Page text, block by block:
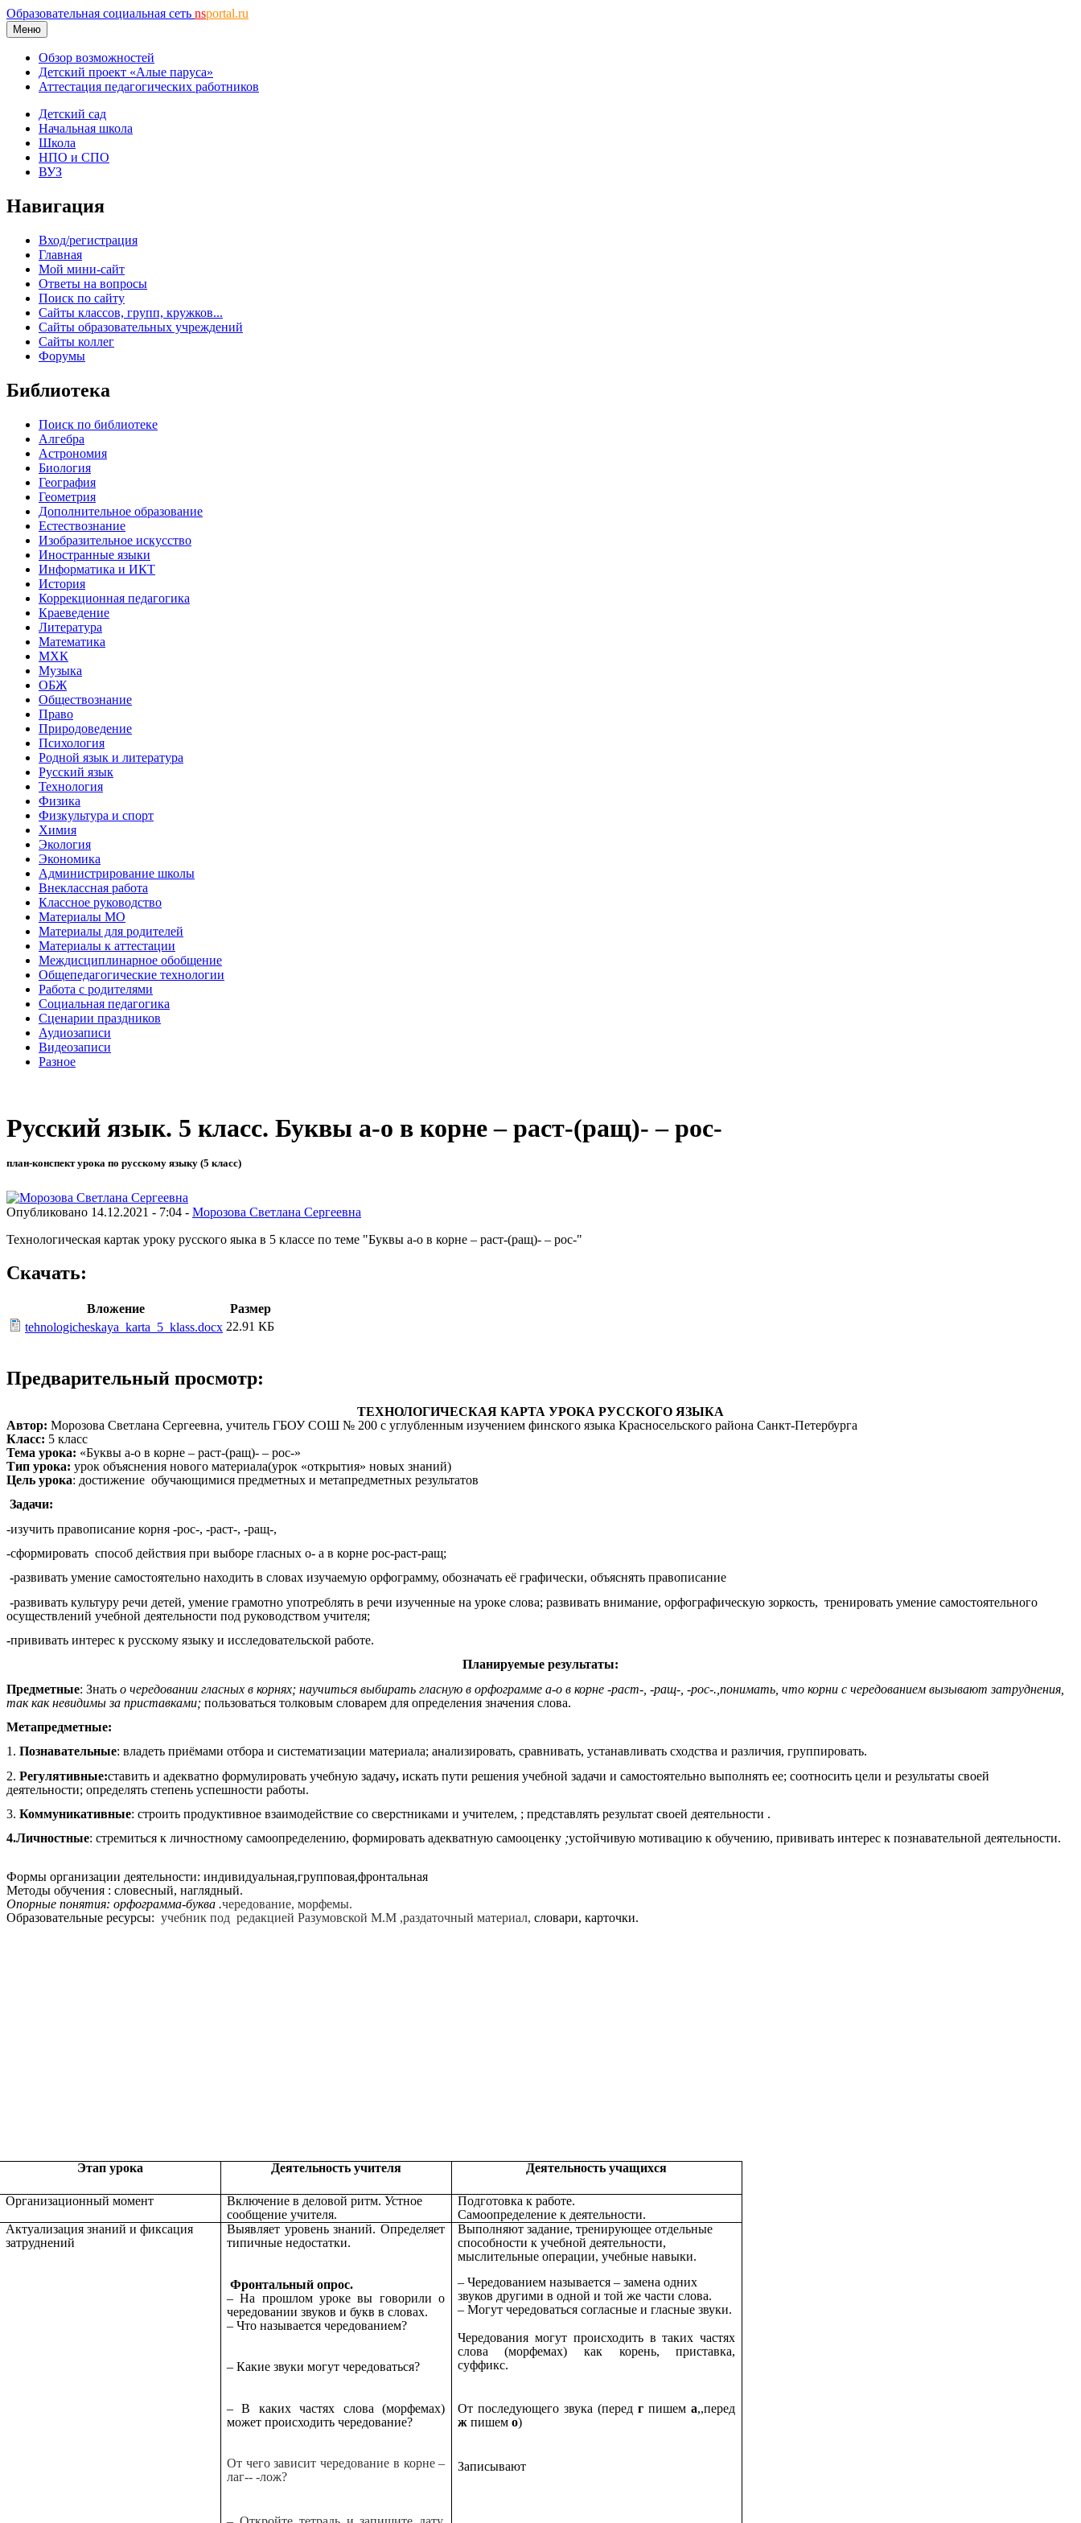
Образовательная социальная сеть nsportal.ru
Меню
Обзор возможностей
Детский проект «Алые паруса»
Аттестация педагогических работников
Детский сад
Начальная школа
Школа
НПО и СПО
ВУЗ
Навигация
Вход/регистрация
Главная
Мой мини-сайт
Ответы на вопросы
Поиск по сайту
Сайты классов, групп, кружков...
Сайты образовательных учреждений
Сайты коллег
Форумы
Библиотека
Поиск по библиотеке
Алгебра
Астрономия
Биология
География
Геометрия
Дополнительное образование
Естествознание
Изобразительное искусство
Иностранные языки
Информатика и ИКТ
История
Коррекционная педагогика
Краеведение
Литература
Математика
МХК
Музыка
ОБЖ
Обществознание
Право
Природоведение
Психология
Родной язык и литература
Русский язык
Технология
Физика
Физкультура и спорт
Химия
Экология
Экономика
Администрирование школы
Внеклассная работа
Классное руководство
Материалы МО
Материалы для родителей
Материалы к аттестации
Междисциплинарное обобщение
Общепедагогические технологии
Работа с родителями
Социальная педагогика
Сценарии праздников
Аудиозаписи
Видеозаписи
Разное
Русский язык. 5 класс. Буквы а-о в корне – раст-(ращ)- – рос-
план-конспект урока по русскому языку (5 класс)
Опубликовано 14.12.2021 - 7:04 - Морозова Светлана Сергеевна
Технологическая картак уроку русского яыка в 5 классе по теме "Буквы а-о в корне – раст-(ращ)- – рос-"
Скачать:
Вложение
Размер
tehnologicheskaya_karta_5_klass.docx 22.91 КБ
Предварительный просмотр:
ТЕХНОЛОГИЧЕСКАЯ КАРТА УРОКА РУССКОГО ЯЗЫКА
Автор: Морозова Светлана Сергеевна, учитель ГБОУ СОШ № 200 с углубленным изучением финского языка Красносельского района Санкт-Петербурга
Класс: 5 класс
Тема урока: «Буквы а-о в корне – раст-(ращ)- – рос-»
Тип урока: урок объяснения нового материала(урок «открытия» новых знаний)
Цель урока: достижение обучающимися предметных и метапредметных результатов
Задачи:
-изучить правописание корня -рос-, -раст-, -ращ-,
-сформировать способ действия при выборе гласных о- а в корне рос-раст-ращ;
-развивать умение самостоятельно находить в словах изучаемую орфограмму, обозначать её графически, объяснять правописание
-развивать культуру речи детей, умение грамотно употреблять в речи изученные на уроке слова; развивать внимание, орфографическую зоркость, тренировать умение самостоятельного
осуществлений учебной деятельности под руководством учителя;
-прививать интерес к русскому языку и исследовательской работе.
Планируемые результаты:
Предметные: Знать о чередовании гласных в корнях; научиться выбирать гласную в орфограмме а-о в корне -раст-, -ращ-, -рос-.,понимать, что корни с чередованием вызывают затруднения,
так как невидимы за приставками; пользоваться толковым словарем для определения значения слова.
Метапредметные:
1. Познавательные: владеть приёмами отбора и систематизации материала; анализировать, сравнивать, устанавливать сходства и различия, группировать.
2. Регулятивные:ставить и адекватно формулировать учебную задачу, искать пути решения учебной задачи и самостоятельно выполнять ее; соотносить цели и результаты своей
деятельности; определять степень успешности работы.
3. Коммуникативные: строить продуктивное взаимодействие со сверстниками и учителем, ; представлять результат своей деятельности .
4.Личностные: стремиться к личностному самоопределению, формировать адекватную самооценку ;устойчивую мотивацию к обучению, прививать интерес к познавательной деятельности.
Формы организации деятельности: индивидуальная,групповая,фронтальная
Методы обучения : словесный, наглядный.
Опорные понятия: орфограмма-буква .чередование, морфемы.
Образовательные ресурсы: учебник под редакцией Разумовской М.М ,раздаточный материал, словари, карточки.
Этап урока Деятельность учителя Деятельность учащихся
Организационный момент
Включение в деловой ритм. Устное
сообщение учителя.
Подготовка к работе.
Самоопределение к деятельности.
Актуализация знаний и фиксация
затруднений
Выявляет уровень знаний. Определяет
типичные недостатки.
Фронтальный опрос.
– На прошлом уроке вы говорили о
чередовании звуков и букв в словах.
– Что называется чередованием?
– Какие звуки могут чередоваться?
– В каких частях слова (морфемах)
может происходить чередование?
От чего зависит чередование в корне –
лаг-- -лож?
Выполняют задание, тренирующее отдельные
способности к учебной деятельности,
мыслительные операции, учебные навыки.
– Чередованием называется – замена одних
звуков другими в одной и той же части слова.
– Могут чередоваться согласные и гласные звуки.
Чередования могут происходить в таких частях
слова (морфемах) как корень, приставка,
суффикс.
От последующего звука (передг пишема,,перед
жпишем о)
Записывают